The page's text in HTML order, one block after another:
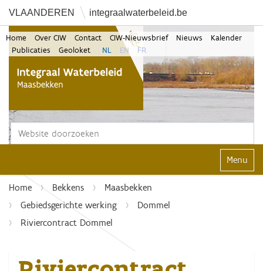
VLAANDEREN integraalwaterbeleid.be
Zoek
Home Over CIW Contact CIW-Nieuwsbrief Nieuws
Kalender
Publicaties
Geoloket NL EN FR
Klap
Home Bekkens
Maasbekken
Gebiedsgerichte werking
Dommel
Riviercontract Dommel